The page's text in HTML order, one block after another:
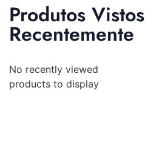
Produtos Vistos
Recentemente
No recently viewed
products to display